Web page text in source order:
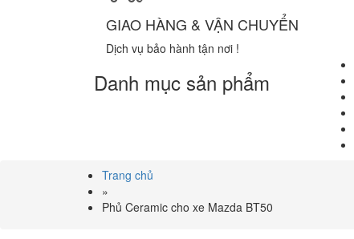
GIAO HÀNG & VẬN CHUYỂN
Dịch vụ bảo hành tận nơi !
Danh mục sản phẩm
Trang chủ
»
Phủ Ceramic cho xe Mazda BT50